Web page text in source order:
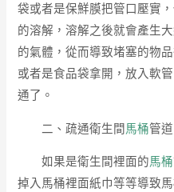
袋或者是保鮮膜把管口壓實
的溶解，溶解之後就會產生
的氣體，從而導致堵塞的物
或者是食品袋拿開，放入軟
通了。
二、疏通衛生間馬桶管道
如果是衛生間裡面的馬桶
掉入馬桶裡面紙巾等等導致